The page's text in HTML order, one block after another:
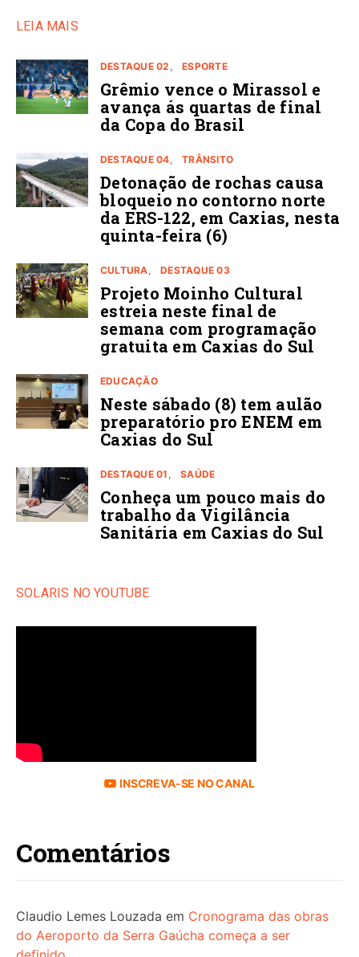
LEIA MAIS
DESTAQUE 02 ESPORTE
Grêmio vence o Mirassol e
avança ás quartas de final
da Copa do Brasil
DESTAQUE 04 TRÂNSITO
Detonação de rochas causa
bloqueio no contorno norte
da ERS-122, em Caxias, nesta
quinta-feira (6)
CULTURA DESTAQUE 03
Projeto Moinho Cultural
estreia neste final de
semana com programação
gratuita em Caxias do Sul
EDUCAÇÃO
Neste sábado (8) tem aulão
preparatório pro ENEM em
Caxias do Sul
DESTAQUE 01 SAÚDE
Conheça um pouco mais do
trabalho da Vigilância
Sanitária em Caxias do Sul
SOLARIS NO YOUTUBE
INSCREVA-SE NO CANAL
Comentários
Claudio Lemes Louzada em Cronograma das obras
do Aeroporto da Serra Gaúcha começa a ser